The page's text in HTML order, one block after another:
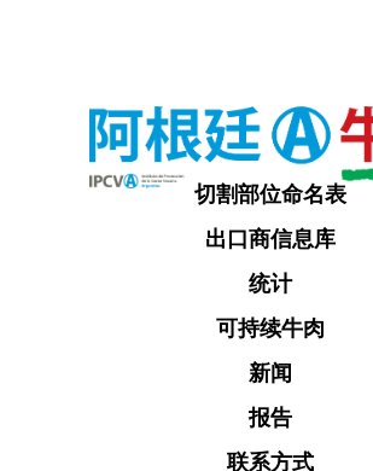
切割部位命名表
出口商信息库
统计
可持续牛肉
新闻
报告
联系方式